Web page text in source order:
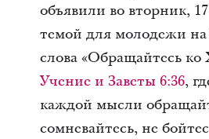
объявили во вторник,
темой для молодежи на
слова «Обращайтесь ко
Учение и Заветы 6:36,
каждой мысли
сомневайтесь, не